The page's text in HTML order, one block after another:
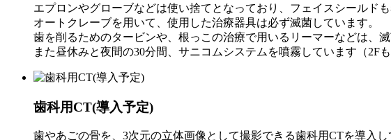
エプロンやグローブなどは使い捨てとなっており、フェイスシールドも
オートクレーブを用いて、使用した治療器具は必ず滅菌しています。
歯を削るためのタービンや、根っこの治療で用いるリーマーなどは、
また昼休みと夜間の30分間、サニコムシステムを噴霧しています（2Fも
歯科用CT(導入予定)
歯やあごの骨を、3次元の立体画像として撮影できる歯科用CTを導入